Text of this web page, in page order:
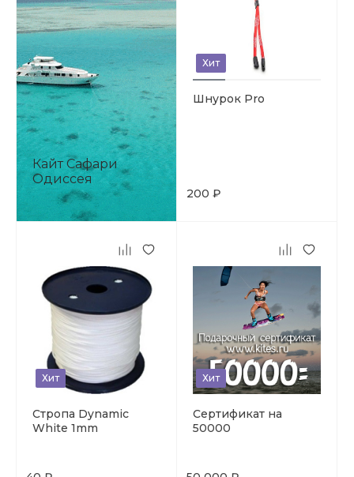
Кайт Сафари
Одиссея
Хит
Шнурок Pro
200 ₽
Хит
Стропа Dynamic
White 1mm
Хит
Сертификат на
50000